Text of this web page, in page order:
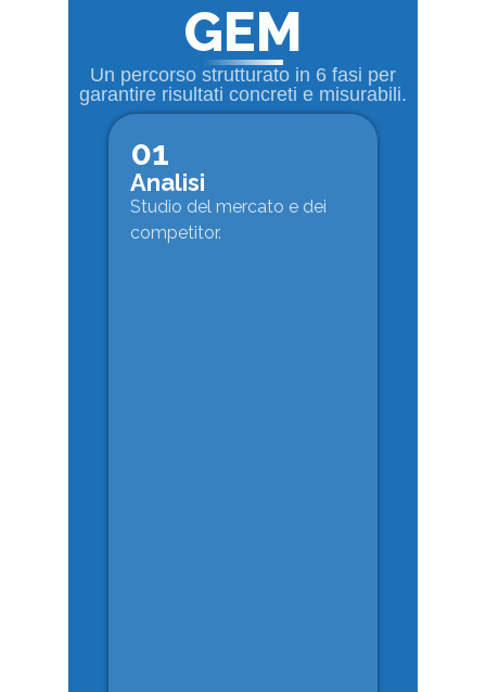
GEM
Un percorso strutturato in 6 fasi per
garantire risultati concreti e misurabili.
01
Analisi
Studio del mercato e dei
competitor.